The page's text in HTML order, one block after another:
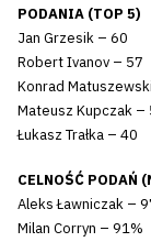
PODANIA (TOP 5)
Jan Grzesik – 60
Robert Ivanov – 57
Konrad
Mateusz Kupczak –
Łukasz Trałka – 40
CELNOŚĆ PODAŃ
Aleks Ławniczak –
Milan Corryn – 91%